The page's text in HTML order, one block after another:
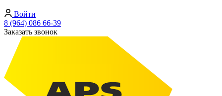
Войти
8 (964) 086 66-39
Заказать звонок